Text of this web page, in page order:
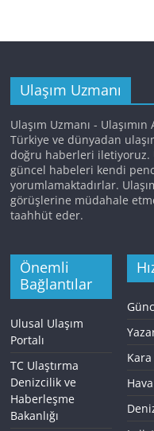
Ulaşım Uzmanı
Ulaşım Uzmanı -
Türkiye ve dünyadan
doğru haberleri iletiyoruz.
güncel habeleri kendi
yorumlamaktadırlar.
görüşlerine müdahale
taahhüt eder.
Önemli
Bağlantılar
Ulusal Ulaşım
Portalı
TC Ulaştırma
Denizcilik ve
Haberleşme
Bakanlığı
Kara
Hava